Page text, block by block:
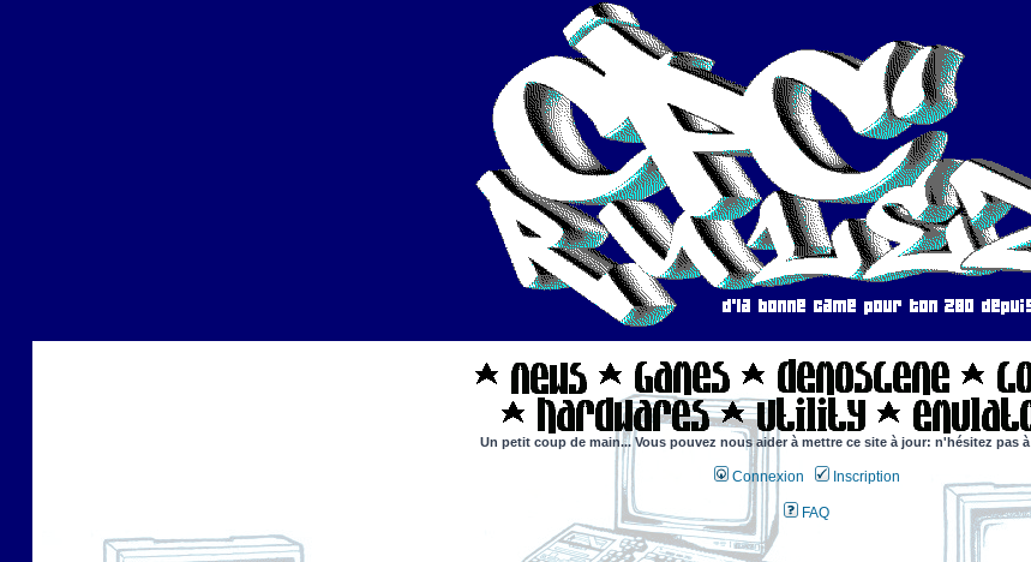
Un petit coup de main... Vous pouvez nous aider à mettre ce site à jour: n'hésitez pas à
Connexion Inscription
FAQ